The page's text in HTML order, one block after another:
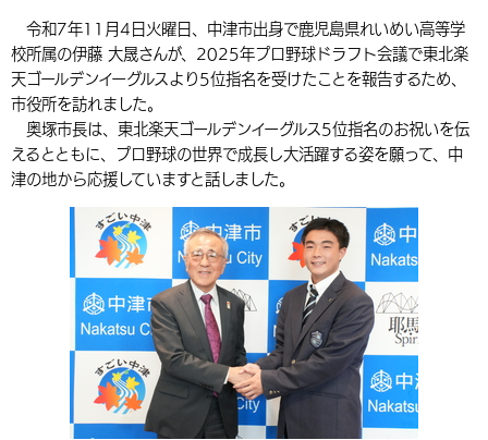
英語（English） 中国語（簡体字）
中国語（繁体字）
組織案内
税金 住宅・インフラ
環境・衛生 生涯学習・スポーツ・人権
選挙 外国人の方向け情報
農林水産業 税金
都市整備
施設情報 子どもを預ける
手当・助成 健康・医療
相談・支援・情報 計画・施策
観光・移住
観光なび スポットを探す
遊ぶ・体験する グルメ・食べる
買う・おみやげ 四季のイベント・祭り
移住・定住
市政情報
中津市について 市役所の紹介
地方創生・地域活性化 広報・広聴
行政・計画
令和7年11月4日火曜日、中津市出身で鹿児島県れいめい高等学
校所属の伊藤 大晟さんが、2025年プロ野球ドラフト会議で東北楽
天ゴールデンイーグルスより5位指名を受けたことを報告するため、
市役所を訪れました。
奥塚市長は、東北楽天ゴールデンイーグルス5位指名のお祝いを伝
えるとともに、プロ野球の世界で成長し大活躍する姿を願って、中
津の地から応援していますと話しました。